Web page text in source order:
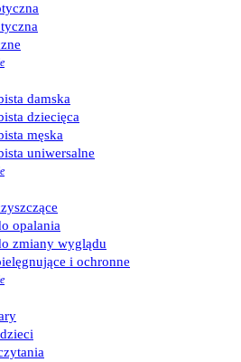
damska
dziecięca
męska
uniwersalne
opalania
zmiany wyglądu
i ochronne